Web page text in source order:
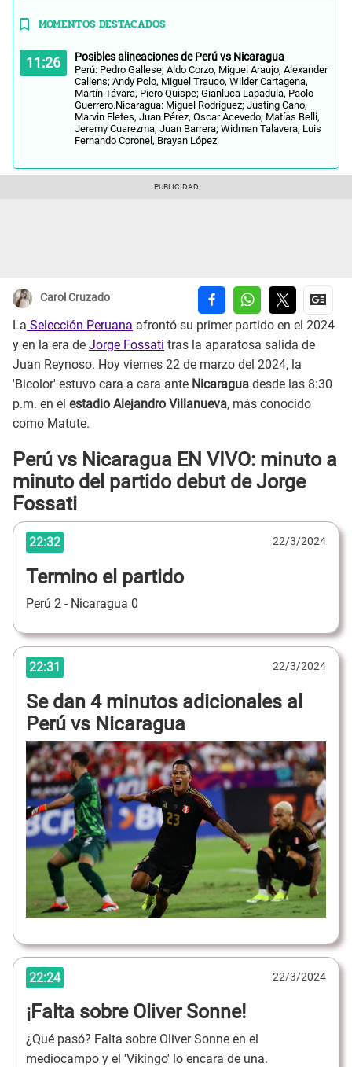
MOMENTOS DESTACADOS
11:26 Posibles alineaciones de Perú vs Nicaragua
Perú: Pedro Gallese; Aldo Corzo, Miguel Araujo, Alexander
Callens; Andy Polo, Miguel Trauco, Wilder Cartagena,
Martín Távara, Piero Quispe; Gianluca Lapadula, Paolo
Guerrero.Nicaragua: Miguel Rodríguez; Justing Cano,
Marvin Fletes, Juan Pérez, Oscar Acevedo; Matías Belli,
Jeremy Cuarezma, Juan Barrera; Widman Talavera, Luis
Fernando Coronel, Brayan López.
Carol Cruzado
La Selección Peruana afrontó su primer partido en el 2024
y en la era de Jorge Fossati tras la aparatosa salida de
Juan Reynoso. Hoy viernes 22 de marzo del 2024, la
'Bicolor' estuvo cara a cara ante Nicaragua desde las 8:30
p.m. en el estadio Alejandro Villanueva, más conocido
como Matute.
Perú vs Nicaragua EN VIVO: minuto a
minuto del partido debut de Jorge
Fossati
22:32 22/3/2024
Termino el partido
Perú 2 - Nicaragua 0
22:31 22/3/2024
Se dan 4 minutos adicionales al
Perú vs Nicaragua
22:24 22/3/2024
¡Falta sobre Oliver Sonne!
¿Qué pasó? Falta sobre Oliver Sonne en el
mediocampo y el 'Vikingo' lo encara de una.